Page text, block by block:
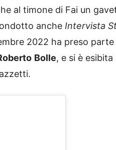
al timone di Fai un
anche Intervista
2022 ha preso parte
Bolle, e si è